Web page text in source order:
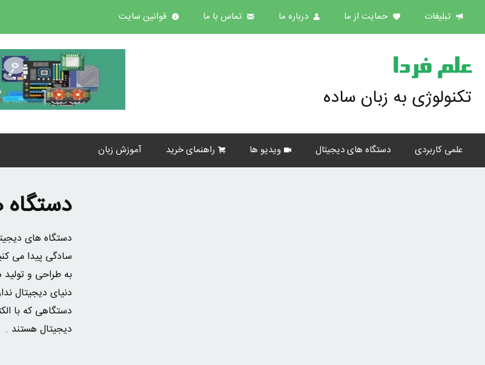
تبلیغات حمایت از ما درباره ما تماس با ما قوانین سایت
علم فردا
تکنولوژی به زبان ساده
علمی کاربردی دستگاه های دیجیتال ویدیو ها راهنمای خرید آموزش زبان
دستگاه های
سادگی پیدا می
به طراحی و
دنیای دیجیتال
دستگاهی که با
دیجیتال هستند .